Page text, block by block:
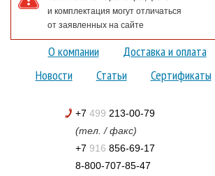
и комплектация могут отличаться
от заявленных на сайте
О компании Доставка и оплата
Новости
Статьи Сертификаты
+7 499 213-00-79
(тел. / факс)
+7 916 856-69-17
8-800-707-85-47